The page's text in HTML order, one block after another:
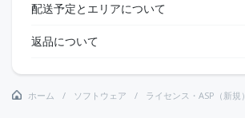
配送予定とエリアについて
返品について
ホーム ソフトウェア ライセンス・ASP（新規）